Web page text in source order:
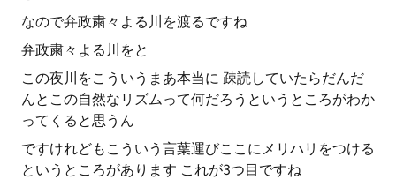
なので弁政粛々よる川を渡るですね
弁政粛々よる川をと
この夜川をこういうまあ本当に 疎読していたらだんだ
んとこの自然なリズムって何だろうというところがわか
ってくると思うん
ですけれどもこういう言葉運びここにメリハリをつける
というところがあります これが3つ目ですね